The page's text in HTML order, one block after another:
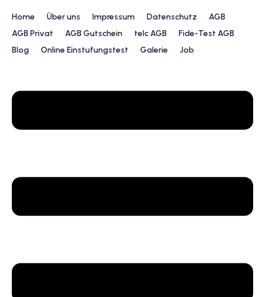
Home Über uns Impressum Datenschutz
AGB
AGB Privat
AGB Gutschein telc AGB
Fide-Test AGB
Blog
Online Einstufungstest Galerie Job
Englisch